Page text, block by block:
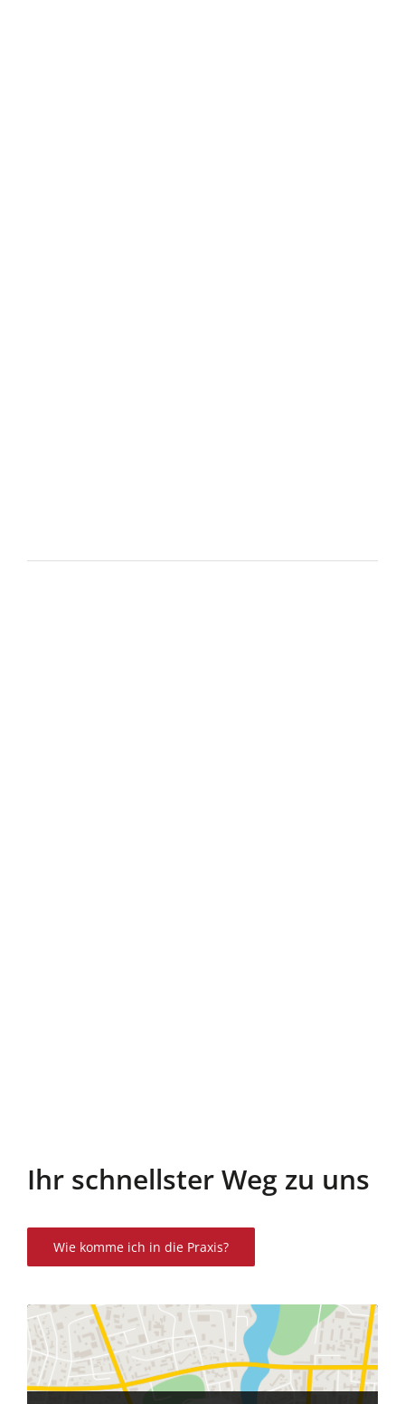
Ihr schnellster Weg zu uns
Wie komme ich in die Praxis?